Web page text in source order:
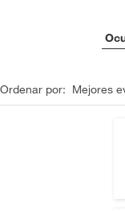
Ordenar por: Mejores